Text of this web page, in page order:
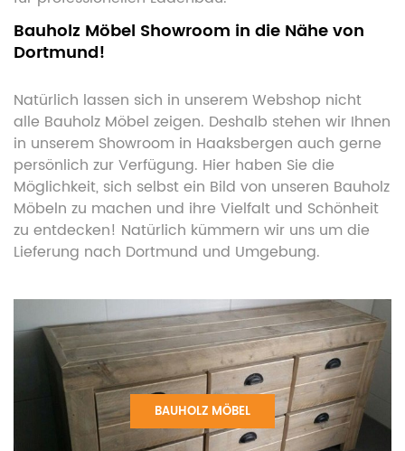
Bauholz Möbel Showroom in die Nähe von
Dortmund!
Natürlich lassen sich in unserem Webshop nicht
alle Bauholz Möbel zeigen. Deshalb stehen wir Ihnen
in unserem Showroom in Haaksbergen auch gerne
persönlich zur Verfügung. Hier haben Sie die
Möglichkeit, sich selbst ein Bild von unseren Bauholz
Möbeln zu machen und ihre Vielfalt und Schönheit
zu entdecken! Natürlich kümmern wir uns um die
Lieferung nach Dortmund und Umgebung.
BAUHOLZ MÖBEL